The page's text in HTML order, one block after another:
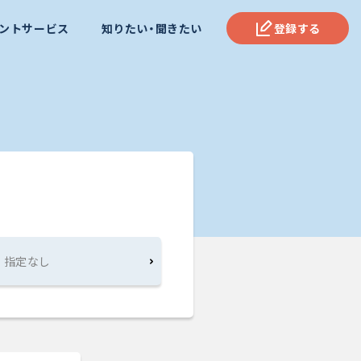
トサービス 知りたい・聞きたい 登録する